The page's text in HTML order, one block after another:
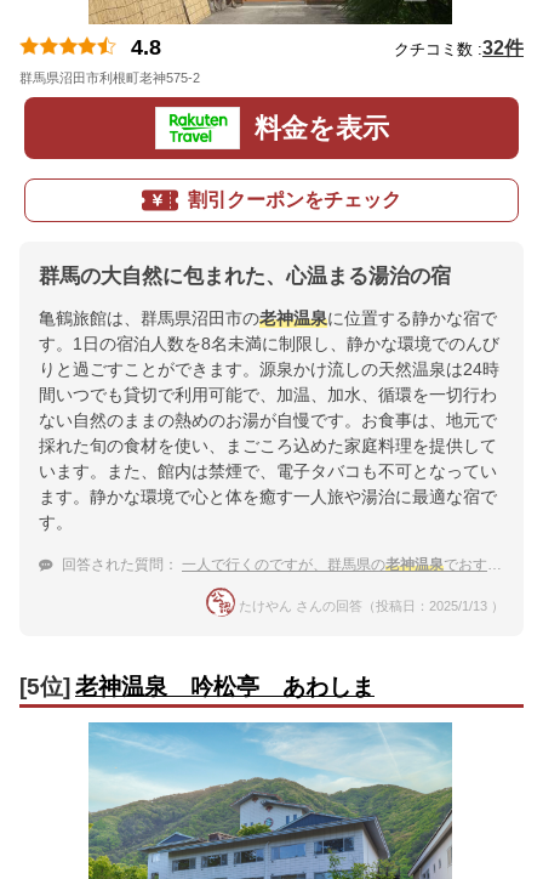
4.8 クチコミ数 :32件
群馬県沼田市利根町老神575-2
料金を表示
割引クーポンをチェック
群馬の大自然に包まれた、心温まる湯治の宿
亀鶴旅館は、群馬県沼田市の老神温泉に位置する静かな宿で
す。1日の宿泊人数を8名未満に制限し、静かな環境でのんび
りと過ごすことができます。源泉かけ流しの天然温泉は24時
間いつでも貸切で利用可能で、加温、加水、循環を一切行わ
ない自然のままの熱めのお湯が自慢です。お食事は、地元で
採れた旬の食材を使い、まごころ込めた家庭料理を提供して
います。また、館内は禁煙で、電子タバコも不可となってい
ます。静かな環境で心と体を癒す一人旅や湯治に最適な宿で
す。
回答された質問： 一人で行くのですが、群馬県の老神温泉でおすすめの宿ありますか？
たけやん さんの回答（投稿日：2025/1/13 ）
[5位] 老神温泉 吟松亭 あわしま